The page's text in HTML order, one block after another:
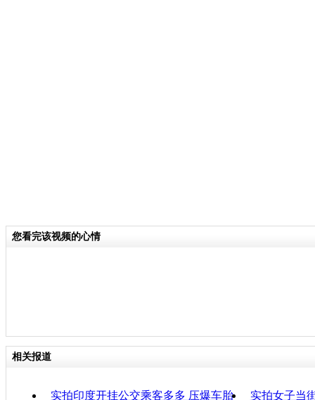
您看完该视频的心情
相关报道
实拍印度开挂公交乘客多多 压爆车胎
实拍女子当